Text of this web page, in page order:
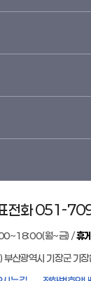
전화 051-
월~금) /휴
산광역시 기장군 기